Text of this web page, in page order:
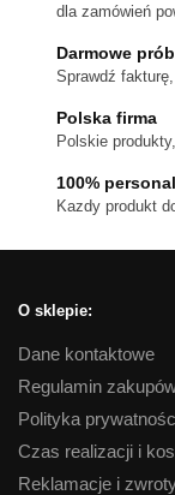
dla zamówień
Darmowe
Sprawdź
Polska firma
Polskie
100%
Kazdy produkt
O sklepie:
Dane kontaktowe
Regulamin
Polityka
Czas realizacji i
Reklamacje i